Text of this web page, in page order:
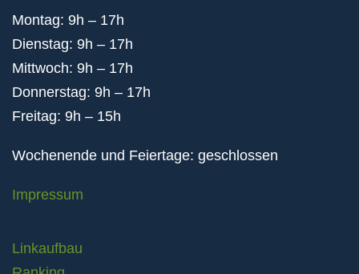
Montag: 9h – 17h
Dienstag: 9h – 17h
Mittwoch: 9h – 17h
Donnerstag: 9h – 17h
Freitag: 9h – 15h
Wochenende und Feiertage: geschlossen
Impressum
Linkaufbau